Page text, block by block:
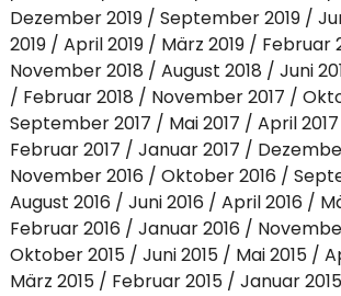
Dezember 2019
September 2019
2019
April 2019 März 2019
Februar
November 2018
August 2018 Juni
Februar 2018
November 2017
September 2017
Mai 2017 April 2017
Februar 2017
Januar 2017
November 2016
Oktober 2016
August 2016
Juni 2016 April 2016
Februar 2016
Januar 2016
Oktober 2015
Juni 2015 Mai 2015
März 2015
Februar 2015 Januar 2015